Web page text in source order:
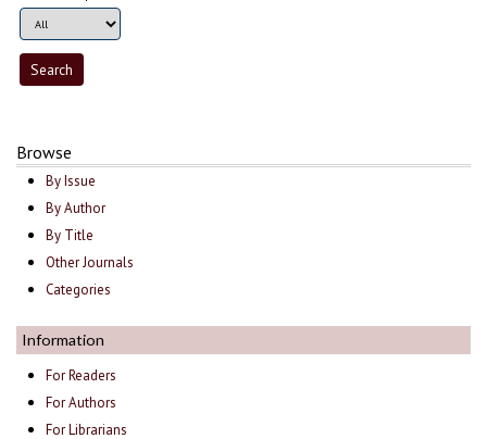
Browse
By Issue
By Author
By Title
Other Journals
Categories
Information
For Readers
For Authors
For Librarians